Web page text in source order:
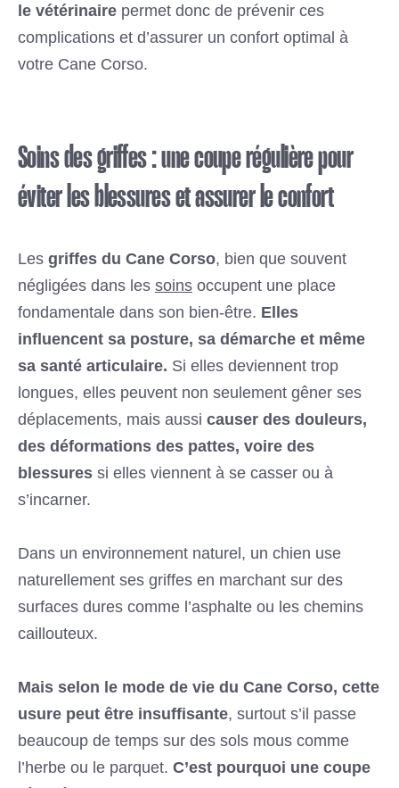
le vétérinaire permet donc de prévenir ces
complications et d’assurer un confort optimal à
votre Cane Corso.
Soins des griffes : une coupe régulière pour
éviter les blessures et assurer le confort
Les griffes du Cane Corso, bien que souvent
négligées dans les soins occupent une place
fondamentale dans son bien-être. Elles
influencent sa posture, sa démarche et même
sa santé articulaire. Si elles deviennent trop
longues, elles peuvent non seulement gêner ses
déplacements, mais aussi causer des douleurs,
des déformations des pattes, voire des
blessures si elles viennent à se casser ou à
s’incarner.
Dans un environnement naturel, un chien use
naturellement ses griffes en marchant sur des
surfaces dures comme l’asphalte ou les chemins
caillouteux.
Mais selon le mode de vie du Cane Corso, cette
usure peut être insuffisante, surtout s’il passe
beaucoup de temps sur des sols mous comme
l’herbe ou le parquet. C’est pourquoi une coupe